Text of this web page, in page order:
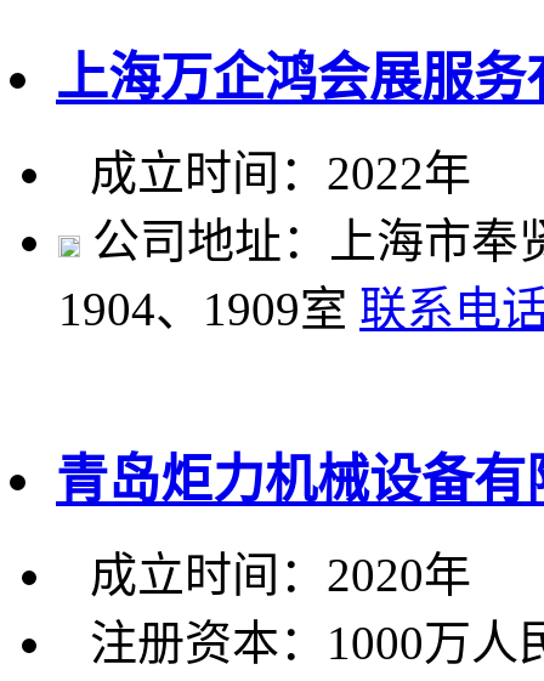
上海万企鸿会展服务
成立时间：2022年
公司地址：上海市奉
1904、1909室 联系电
青岛炬力机械设备有
成立时间：2020年
注册资本：1000万人